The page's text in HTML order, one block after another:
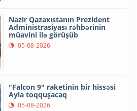
Nazir Qazaxıstanın Prezident
Administrasiyası rəhbərinin
müavini ilə görüşüb
05-08-2026
"Falcon 9" raketinin bir hissəsi
Ayla toqquşacaq
05-08-2026